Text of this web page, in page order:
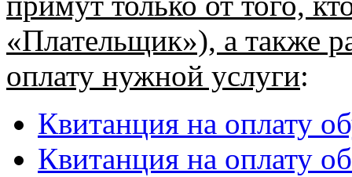
«Плательщик»), а также
оплату нужной услуги:
Квитанция на оплату
Квитанция на оплату